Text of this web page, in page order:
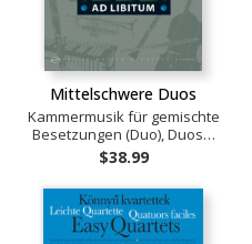
Mittelschwere Duos
Kammermusik für gemischte
Besetzungen (Duo), Duos…
$38.99